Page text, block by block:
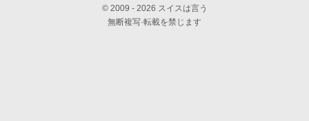
© 2009 - 2026 スイスは言う
無断複写·転載を禁じます